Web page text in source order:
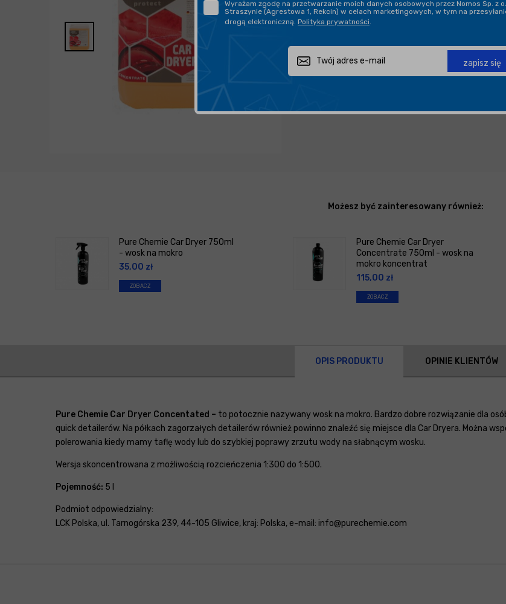
Zapytaj o produkt
Możesz być zainteresowany również:
Pure Chemie Car Dryer 750ml
- wosk na mokro
35,00 zł
ZOBACZ
Pure Chemie Car Dryer
Concentrate 750ml - wosk na
mokro koncentrat
115,00 zł
ZOBACZ
OPIS PRODUKTU OPINIE KLIENTÓW
Pure Chemie Car Dryer Concentated – to potocznie nazywany wosk na mokro. Bardzo dobre rozwiązanie dla
quick detailerów. Na półkach zagorzałych detailerów również powinno znaleźć się miejsce dla Car Dryera. Można
polerowania kiedy mamy taflę wody lub do szybkiej poprawy zrzutu wody na słabnącym wosku.
Wersja skoncentrowana z możliwością rozcieńczenia 1:300 do 1:500.
Pojemność: 5 l
Podmiot odpowiedzialny:
LCK Polska, ul. Tarnogórska 239, 44-105 Gliwice, kraj: Polska, e-mail: info@purechemie.com
Wyrażam zgodę na przetwarzanie moich danych osobowych przez Nomos Sp. z
Straszynie (Agrestowa 1, Rekcin) w celach marketingowych, w tym na
drogą elektroniczną. Polityka prywatności
zapisz się